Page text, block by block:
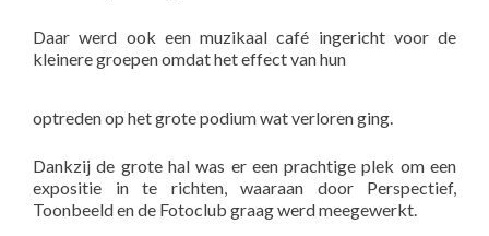
Daar werd ook een muzikaal café ingericht voor de
kleinere groepen omdat het effect van hun
optreden op het grote podium wat verloren ging.
Dankzij de grote hal was er een prachtige plek om een
expositie in te richten, waaraan door Perspectief,
Toonbeeld en de Fotoclub graag werd meegewerkt.